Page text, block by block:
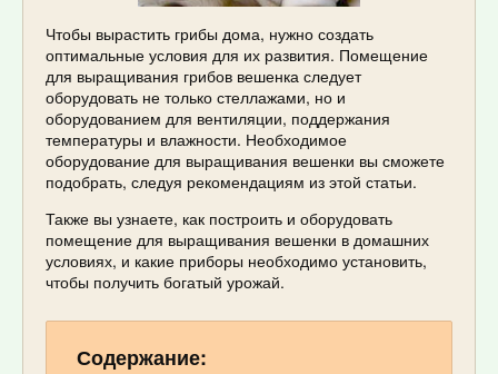
Чтобы вырастить грибы дома, нужно создать
оптимальные условия для их развития. Помещение
для выращивания грибов вешенка следует
оборудовать не только стеллажами, но и
оборудованием для вентиляции, поддержания
температуры и влажности. Необходимое
оборудование для выращивания вешенки вы сможете
подобрать, следуя рекомендациям из этой статьи.
Также вы узнаете, как построить и оборудовать
помещение для выращивания вешенки в домашних
условиях, и какие приборы необходимо установить,
чтобы получить богатый урожай.
Содержание: